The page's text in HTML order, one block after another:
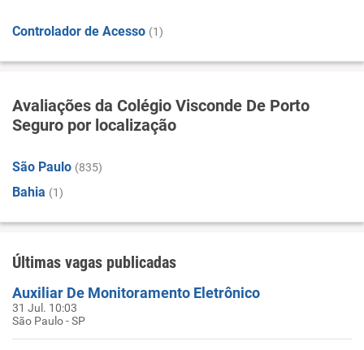
Controlador de Acesso (1)
Avaliações da Colégio Visconde De Porto
Seguro por localização
São Paulo (835)
Bahia (1)
Últimas vagas publicadas
Auxiliar De Monitoramento Eletrônico
31 Jul. 10:03
São Paulo - SP